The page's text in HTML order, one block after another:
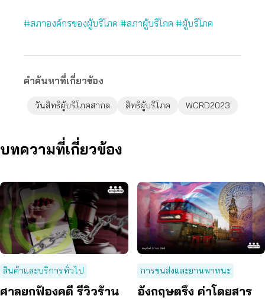
#สภาองค์กรของผู้บริโภค #สภาผู้บริโภค #ผู้บริโภค
คำค้นหาที่เกี่ยวข้อง
วันสิทธิผู้บริโภคสากล สิทธิผู้บริโภค WCRD2023
บทความที่เกี่ยวข้อง
สินค้าและบริการทั่วไป
ศาลยกฟ้องคดี รีวิวร้าน
การขนส่งและยานพาหนะ
อังกฤษตรึง ค่าโดยสาร